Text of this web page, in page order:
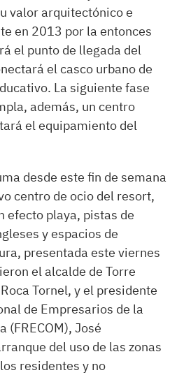
valor arquitectónico e
en 2013 por la entonces
el punto de llegada del
el casco urbano de
La siguiente fase
además, un centro
el equipamiento del
desde este fin de semana
centro de ocio del resort,
efecto playa, pistas de
y espacios de
presentada este viernes
el alcalde de Torre
Tornel, y el presidente
de Empresarios de la
(FRECOM), José
del uso de las zonas
residentes y no